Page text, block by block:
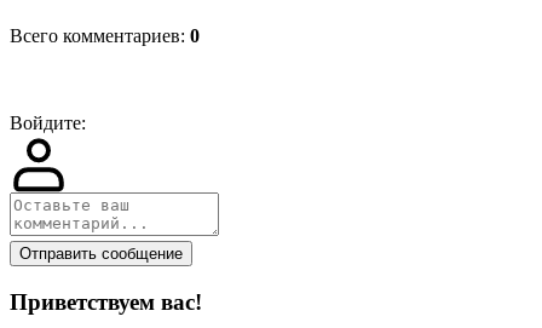
Всего комментариев: 0
Войдите:
Отправить сообщение
Приветствуем вас!